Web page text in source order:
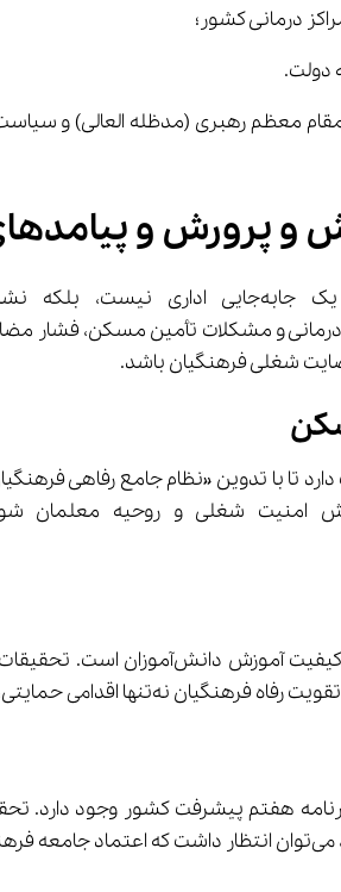
درمانی کشور؛
دولت.
و پرورش و
مانند تأخیر در پرداخت بیمه‌ها، کمبود مراکز درمانی و
تا با تدوین «نظام جامع رفاهی